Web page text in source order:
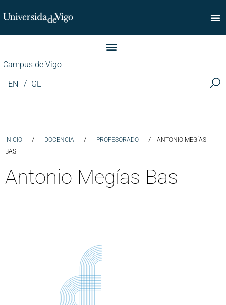
Facultad de Comercio
Campus de Vigo
EN GL
INICIO / DOCENCIA / PROFESORADO /
ANTONIO MEGÍAS
BAS
Antonio Megías Bas